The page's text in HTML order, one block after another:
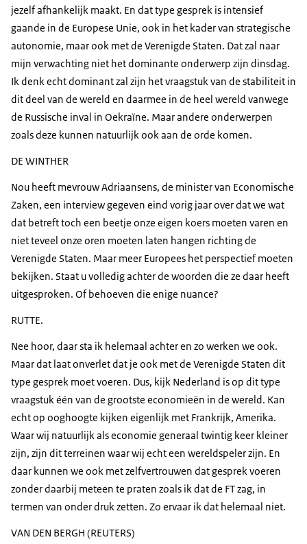
jezelf afhankelijk maakt. En dat type gesprek is intensief
gaande in de Europese Unie, ook in het kader van strategische
autonomie, maar ook met de Verenigde Staten. Dat zal naar
mijn verwachting niet het dominante onderwerp zijn dinsdag.
Ik denk echt dominant zal zijn het vraagstuk van de stabiliteit in
dit deel van de wereld en daarmee in de heel wereld vanwege
de Russische inval in Oekraïne. Maar andere onderwerpen
zoals deze kunnen natuurlijk ook aan de orde komen.
DE WINTHER
Nou heeft mevrouw Adriaansens, de minister van Economische
Zaken, een interview gegeven eind vorig jaar over dat we wat
dat betreft toch een beetje onze eigen koers moeten varen en
niet teveel onze oren moeten laten hangen richting de
Verenigde Staten. Maar meer Europees het perspectief moeten
bekijken. Staat u volledig achter de woorden die ze daar heeft
uitgesproken. Of behoeven die enige nuance?
RUTTE.
Nee hoor, daar sta ik helemaal achter en zo werken we ook.
Maar dat laat onverlet dat je ook met de Verenigde Staten dit
type gesprek moet voeren. Dus, kijk Nederland is op dit type
vraagstuk één van de grootste economieën in de wereld. Kan
echt op ooghoogte kijken eigenlijk met Frankrijk, Amerika.
Waar wij natuurlijk als economie generaal twintig keer kleiner
zijn, zijn dit terreinen waar wij echt een wereldspeler zijn. En
daar kunnen we ook met zelfvertrouwen dat gesprek voeren
zonder daarbij meteen te praten zoals ik dat de FT zag, in
termen van onder druk zetten. Zo ervaar ik dat helemaal niet.
VAN DEN BERGH (REUTERS)